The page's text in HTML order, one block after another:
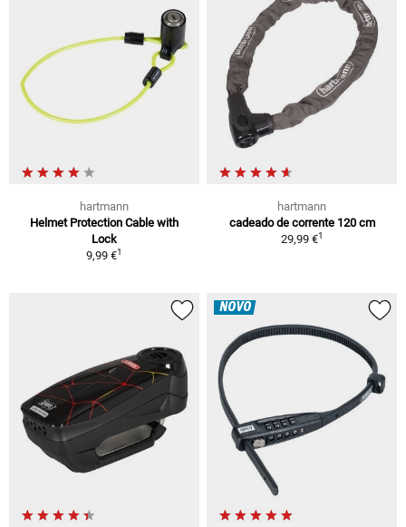
hartmann
Helmet Protection Cable with
Lock
9,99 €1
hartmann
cadeado de corrente 120 cm
29,99 €1
NOVO